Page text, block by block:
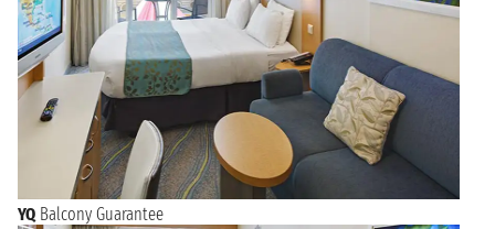
YQ Balcony Guarantee